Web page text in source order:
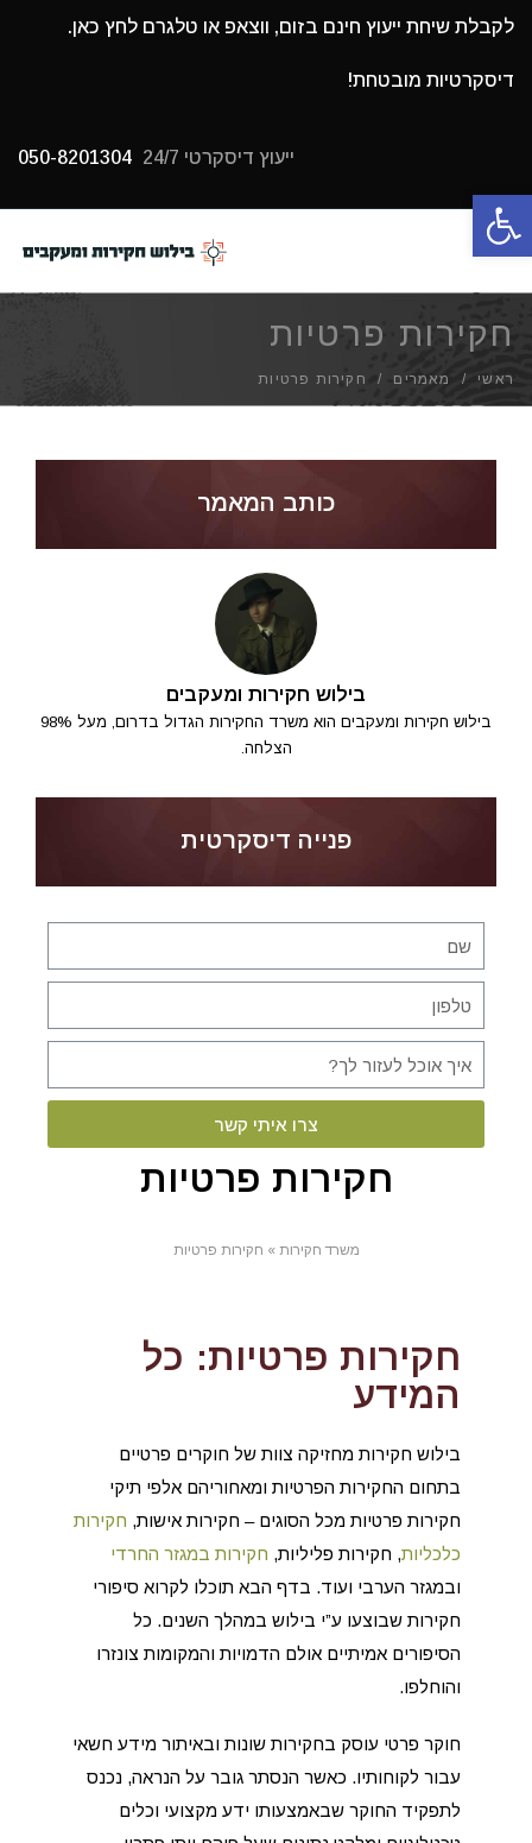
פתח סרגל נגישות
לקבלת שיחת ייעוץ חינם בזום, ווצאפ או טלגרם לחץ כאן.
דיסקרטיות מובטחת!
ייעוץ דיסקרטי 24/7 050-8201304
תפריט
חקירות פרטיות
ראשי / מאמרים / חקירות פרטיות
חקירות פרטיות
משרד חקירות » חקירות פרטיות
חקירות פרטיות: כל
המידע
בילוש חקירות מחזיקה צוות של חוקרים פרטיים
בתחום החקירות הפרטיות ומאחוריהם אלפי תיקי
חקירות פרטיות מכל הסוגים – חקירות אישות, חקירות
כלכליות, חקירות פליליות, חקירות במגזר החרדי
ובמגזר הערבי ועוד. בדף הבא תוכלו לקרוא סיפורי
חקירות שבוצעו ע”י בילוש במהלך השנים. כל
הסיפורים אמיתיים אולם הדמויות והמקומות צונזרו
והוחלפו.
חוקר פרטי עוסק בחקירות שונות ובאיתור מידע חשאי
עבור לקוחותיו. כאשר הנסתר גובר על הנראה, נכנס
לתפקיד החוקר שבאמצעותו ידע מקצועי וכלים
כותב המאמר
בילוש חקירות ומעקבים
בילוש חקירות ומעקבים הוא משרד החקירות הגדול בדרום, מעל 98%
הצלחה.
פנייה דיסקרטית
צרו איתי קשר